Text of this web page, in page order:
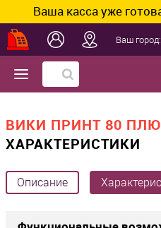
Ваша касса уже готова
Ваш
ВИКИ ПРИНТ 80
ХАРАКТЕРИСТИКИ
Описание